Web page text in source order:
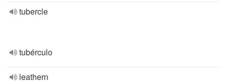
tubercle
tubérculo
leathern